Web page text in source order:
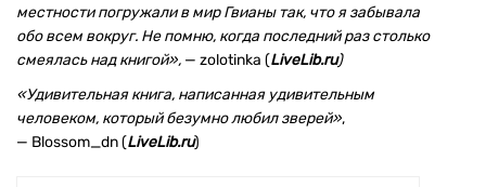
местности погружали в мир Гвианы так, что я забывала
обо всем вокруг. Не помню, когда последний раз столько
смеялась над книгой», — zolotinka (LiveLib.ru)
«Удивительная книга, написанная удивительным
человеком, который безумно любил зверей»,
— Blossom_dn (LiveLib.ru)